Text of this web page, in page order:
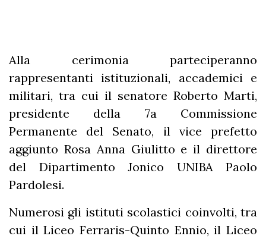
Alla cerimonia parteciperanno
rappresentanti istituzionali, accademici e
militari, tra cui il senatore Roberto Marti,
presidente della 7a Commissione
Permanente del Senato, il vice prefetto
aggiunto Rosa Anna Giulitto e il direttore
del Dipartimento Jonico UNIBA Paolo
Pardolesi.
Numerosi gli istituti scolastici coinvolti, tra
cui il Liceo Ferraris-Quinto Ennio, il Liceo